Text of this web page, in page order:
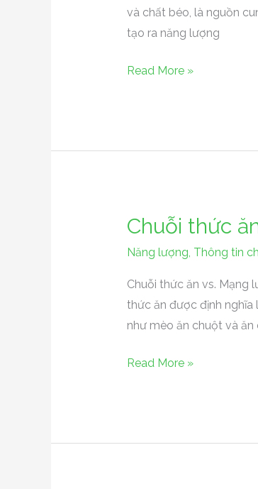
và chất béo, là nguồn
tạo ra năng lượng
nhiên
Read More »
Chuỗi thức
Năng lượng Thông tin
Chuỗi thức ăn vs. Mạng
thức ăn được định nghĩa
như mèo ăn chuột và ăn
Chuỗi
vs
Mạng
lưới
ăn
Read More »